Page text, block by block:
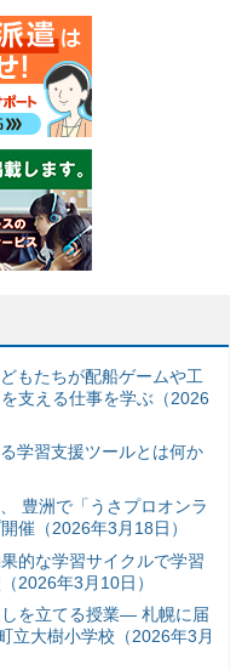
もたちが配船ゲームや工
支える仕事を学ぶ（2026
学習支援ツールとは何か
豊洲で「うさプロオンラ
催（2026年3月18日）
的な学習サイクルで学習
2026年3月10日）
を立てる授業— 札幌に届
立大樹小学校（2026年3月